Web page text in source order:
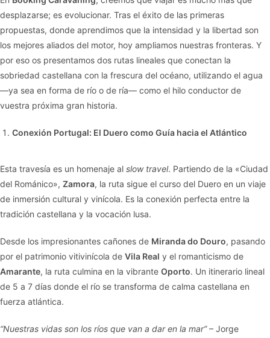
desplazarse; es evolucionar. Tras el éxito de las primeras
propuestas, donde aprendimos que la intensidad y la libertad son
los mejores aliados del motor, hoy ampliamos nuestras fronteras. Y
por eso os presentamos dos rutas lineales que conectan la
sobriedad castellana con la frescura del océano, utilizando el agua
—ya sea en forma de río o de ría— como el hilo conductor de
vuestra próxima gran historia.
Conexión Portugal: El Duero como Guía hacia el Atlántico
Esta travesía es un homenaje al slow travel. Partiendo de la «Ciudad
del Románico», Zamora, la ruta sigue el curso del Duero en un viaje
de inmersión cultural y vinícola. Es la conexión perfecta entre la
tradición castellana y la vocación lusa.
Desde los impresionantes cañones de Miranda do Douro, pasando
por el patrimonio vitivinícola de Vila Real y el romanticismo de
Amarante, la ruta culmina en la vibrante Oporto. Un itinerario lineal
de 5 a 7 días donde el río se transforma de calma castellana en
fuerza atlántica.
“Nuestras vidas son los ríos que van a dar en la mar”– Jorge